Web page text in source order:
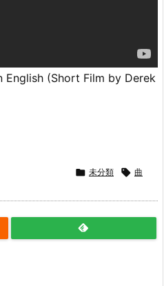
English (Short Film by Derek
 未分類  曲